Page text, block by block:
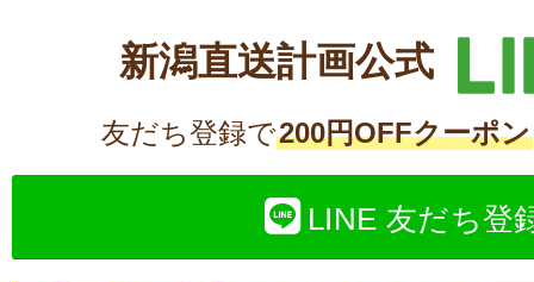
新潟直送計画公式
友だち登録で200円OFFクーポン
LINE 友だち登